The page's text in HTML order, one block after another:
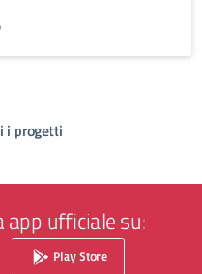
i progetti
app ufficiale su:
Play Store